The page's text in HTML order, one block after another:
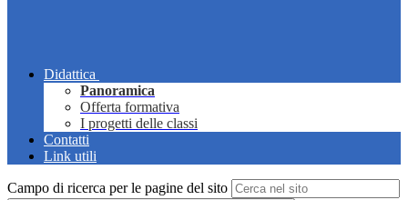
Didattica
Panoramica
Offerta formativa
I progetti delle classi
Contatti
Link utili
Campo di ricerca per le pagine del sito